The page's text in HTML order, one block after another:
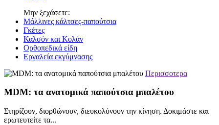
Μην ξεχάσετε:
Μάλλινες κάλτσες-παπούτσια
Γκέτες
Καλσόν και Κολάν
Ορθοπεδικά είδη
Εργαλεία εκγύμνασης
Περισσοτερα
MDM: τα ανατομικά παπούτσια μπαλέτου
Στηρίζουν, διορθώνουν, διευκολύνουν την κίνηση. Δοκιμάστε και
ερωτευτείτε τα...